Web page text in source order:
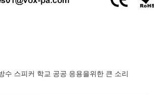
수 스피커 학교 공공 응용을위한 큰 소리